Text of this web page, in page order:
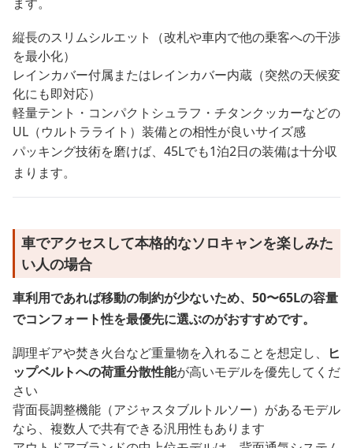
縦長のスリムシルエット（改札や車内で他の乗客への干渉
を最小化）
レインカバー付属またはレインカバー内蔵（突然の天候変
化にも即対応）
軽量テント・コンパクトシュラフ・チタンクッカーなどの
UL（ウルトラライト）装備との相性が良いサイズ感
パッキング技術を磨けば、45Lでも1泊2日の装備は十分収
まります。
車でアクセスして本格的なソロキャンを楽しみた
い人の場合
車利用であれば移動の制約が少ないため、50〜65Lの容量
でコンフォート性を最優先に選ぶのがおすすめです。
調理ギアや焚き火台など重量物を入れることを想定し、
ヒ
ップベルトへの荷重分散性能が高いモデルを優先してくだ
さい
背面長調整機能（アジャスタブルトルソー）があるモデル
なら、複数人で共有できる汎用性もあります